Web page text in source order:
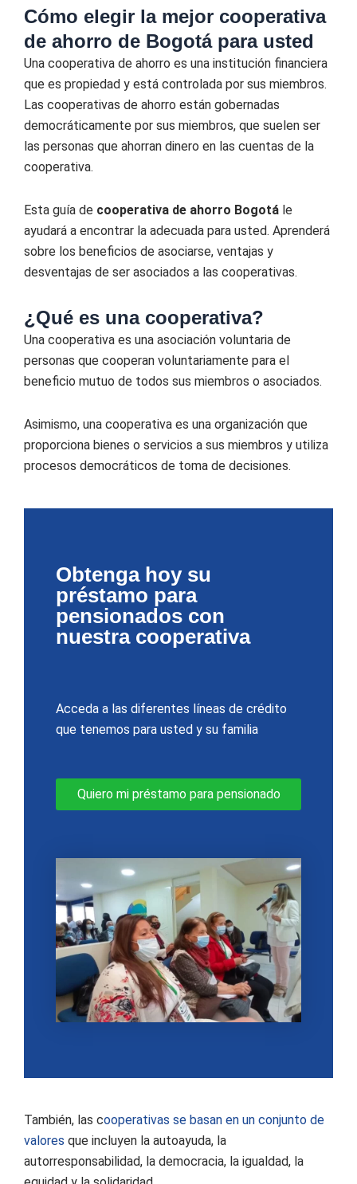
Cómo elegir la mejor cooperativa
de ahorro de Bogotá para usted
Una cooperativa de ahorro es una institución financiera
que es propiedad y está controlada por sus miembros.
Las cooperativas de ahorro están gobernadas
democráticamente por sus miembros, que suelen ser
las personas que ahorran dinero en las cuentas de la
cooperativa.
Esta guía de cooperativa de ahorro Bogotá le
ayudará a encontrar la adecuada para usted. Aprenderá
sobre los beneficios de asociarse, ventajas y
desventajas de ser asociados a las cooperativas.
¿Qué es una cooperativa?
Una cooperativa es una asociación voluntaria de
personas que cooperan voluntariamente para el
beneficio mutuo de todos sus miembros o asociados.
Asimismo, una cooperativa es una organización que
proporciona bienes o servicios a sus miembros y utiliza
procesos democráticos de toma de decisiones.
Obtenga hoy su
préstamo para
pensionados con
nuestra cooperativa
Acceda a las diferentes líneas de crédito
que tenemos para usted y su familia
Quiero mi préstamo para pensionado
También, las cooperativas se basan en un conjunto de
valores que incluyen la autoayuda, la
autorresponsabilidad, la democracia, la igualdad, la